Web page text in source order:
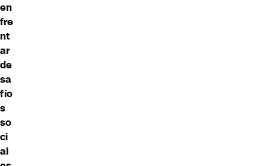
en
fre
nt
ar
de
sa
fío
s
so
ci
al